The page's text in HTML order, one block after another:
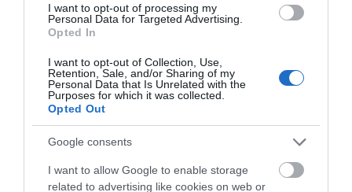
I want to opt-out of processing my
Personal Data for Targeted Advertising.
Opted In
I want to opt-out of Collection, Use,
Retention, Sale, and/or Sharing of my
Personal Data that Is Unrelated with the
Purposes for which it was collected.
Opted Out
Google consents
I want to allow Google to enable storage
related to advertising like cookies on web or